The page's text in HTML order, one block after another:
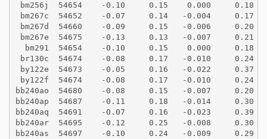
bm256j  54654    -0.10     0.15    0.000     0.18
bm267c  54652    -0.07     0.14   -0.004     0.17
bm267d  54660    -0.09     0.15   -0.006     0.20
bm267e  54675    -0.13     0.13   -0.007     0.21
  bm291  54654    -0.10     0.15    0.000     0.18
br130c  54674    -0.08     0.17   -0.010     0.24
by122e  54673    -0.05     0.16   -0.022     0.37
by122f  54674    -0.08     0.17   -0.010     0.24
bb240ao  54680    -0.08     0.15   -0.007     0.20
bb240ap  54687    -0.11     0.18   -0.014     0.30
bb240aq  54691    -0.07     0.16   -0.023     0.39
bb240ar  54695    -0.12     0.25   -0.008     0.30
bb240as  54697    -0.10     0.24   -0.009     0.29